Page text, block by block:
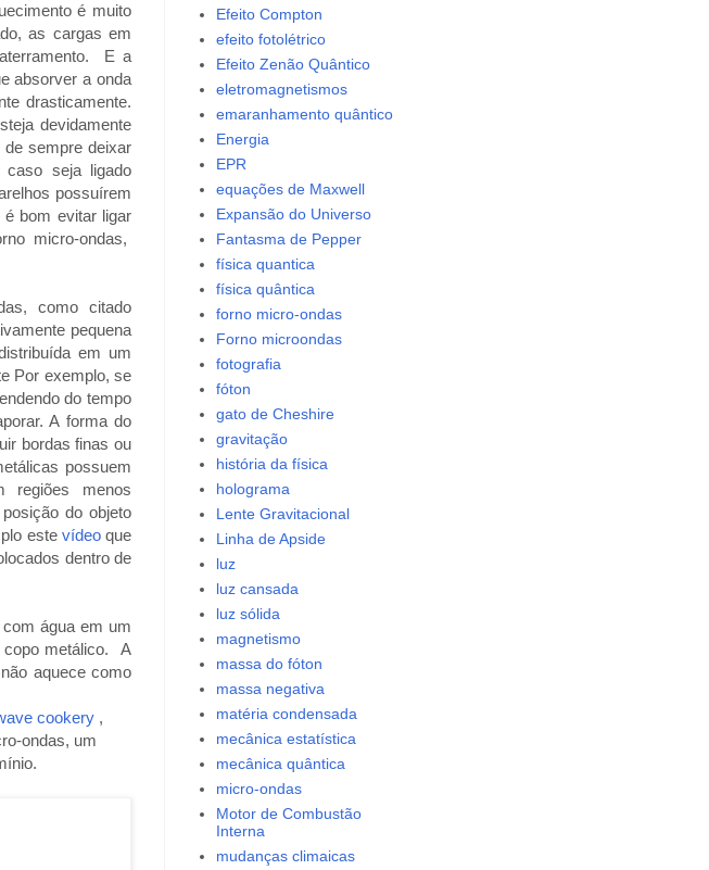
é muito
as cargas em
E a
absorver a onda
drasticamente.
devidamente
sempre deixar
seja ligado
possuírem
bom evitar ligar
micro-ondas,
como citado
pequena
em um
Por exemplo, se
do tempo
A forma do
bordas finas ou
possuem
regiões menos
do objeto
este vídeoque
dentro de
água em um
copo metálico. A
aquece como
cookery ,
ondas, um
Efeito Compton
efeito fotolétrico
Efeito Zenão Quântico
eletromagnetismos
emaranhamento quântico
Energia
EPR
equações de Maxwell
Expansão do Universo
Fantasma de Pepper
física quantica
física quântica
forno micro-ondas
Forno microondas
fotografia
fóton
gato de Cheshire
gravitação
história da física
holograma
Lente Gravitacional
Linha de Apside
luz
luz cansada
luz sólida
magnetismo
massa do fóton
massa negativa
matéria condensada
mecânica estatística
mecânica quântica
micro-ondas
Motor de Combustão
Interna
mudanças climaicas